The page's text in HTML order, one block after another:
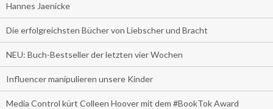
Hannes Jaenicke
Die erfolgreichsten Bücher von Liebscher und Bracht
NEU: Buch-Bestseller der letzten vier Wochen
Influencer manipulieren unsere Kinder
Media Control kürt Colleen Hoover mit dem #BookTok Award